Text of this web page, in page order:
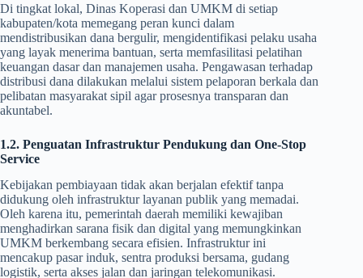
Di tingkat lokal, Dinas Koperasi dan UMKM di setiap
kabupaten/kota memegang peran kunci dalam
mendistribusikan dana bergulir, mengidentifikasi pelaku usaha
yang layak menerima bantuan, serta memfasilitasi pelatihan
keuangan dasar dan manajemen usaha. Pengawasan terhadap
distribusi dana dilakukan melalui sistem pelaporan berkala dan
pelibatan masyarakat sipil agar prosesnya transparan dan
akuntabel.
1.2. Penguatan Infrastruktur Pendukung dan One-Stop
Service
Kebijakan pembiayaan tidak akan berjalan efektif tanpa
didukung oleh infrastruktur layanan publik yang memadai.
Oleh karena itu, pemerintah daerah memiliki kewajiban
menghadirkan sarana fisik dan digital yang memungkinkan
UMKM berkembang secara efisien. Infrastruktur ini
mencakup pasar induk, sentra produksi bersama, gudang
logistik, serta akses jalan dan jaringan telekomunikasi.